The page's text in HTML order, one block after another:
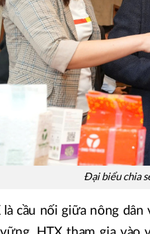
Đại biểu chia
là cầu nối giữa nông